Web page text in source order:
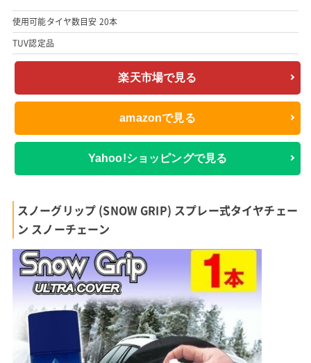
使用可能タイヤ数目安 20本
TUV認定品
楽天市場で見る
amazonで見る
Yahoo!ショッピングで見る
スノーグリップ (SNOW GRIP) スプレー式タイヤチェー
ン スノーチェーン